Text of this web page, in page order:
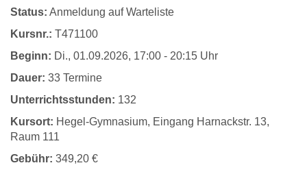
Status: Anmeldung auf Warteliste
Kursnr.: T471100
Beginn: Di., 01.09.2026, 17:00 - 20:15 Uhr
Dauer: 33 Termine
Unterrichtsstunden: 132
Kursort: Hegel-Gymnasium, Eingang Harnackstr. 13,
Raum 111
Gebühr: 349,20 €